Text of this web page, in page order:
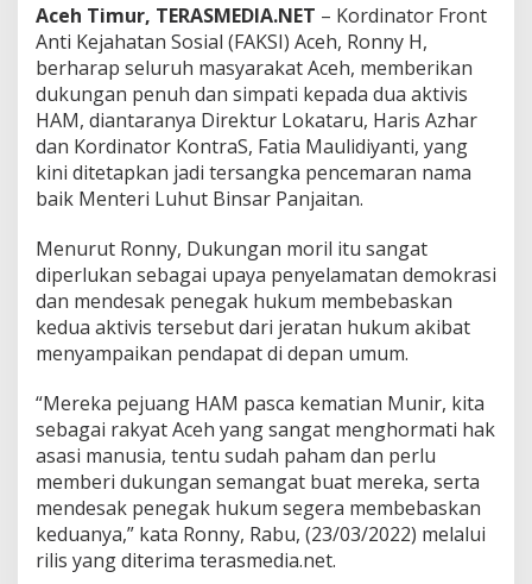
u
n
a
n
k
e
A
k
t
v
i
s
H
A
M
a
r
i
s
A
z
h
r
Aceh Timur, TERASMEDIA.NET – Kordinator Front
Anti Kejahatan Sosial (FAKSI) Aceh, Ronny H,
berharap seluruh masyarakat Aceh, memberikan
dukungan penuh dan simpati kepada dua aktivis
HAM, diantaranya Direktur Lokataru, Haris Azhar
dan Kordinator KontraS, Fatia Maulidiyanti, yang
kini ditetapkan jadi tersangka pencemaran nama
baik Menteri Luhut Binsar Panjaitan.
Menurut Ronny, Dukungan moril itu sangat
diperlukan sebagai upaya penyelamatan demokrasi
dan mendesak penegak hukum membebaskan
kedua aktivis tersebut dari jeratan hukum akibat
menyampaikan pendapat di depan umum.
“Mereka pejuang HAM pasca kematian Munir, kita
sebagai rakyat Aceh yang sangat menghormati hak
asasi manusia, tentu sudah paham dan perlu
memberi dukungan semangat buat mereka, serta
mendesak penegak hukum segera membebaskan
keduanya,” kata Ronny, Rabu, (23/03/2022) melalui
rilis yang diterima terasmedia.net.